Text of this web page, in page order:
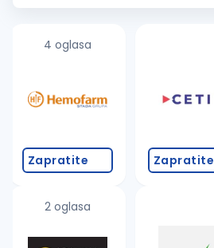
uputstvima, procedurama i standard...
4 oglasa
Zapratite
2 oglasa
Zapratite